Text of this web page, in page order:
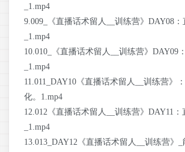
_1.mp4
9.009_《直播话术留人__训练营》DAY08
_1.mp4
10.010_《直播话术留人__训练营》DAY09
_1.mp4
11.011_DAY10《直播话术留人__训练营》
化。1.mp4
12.012《直播话术留人__训练营》DAY11：
_1.mp4
13.013_DAY12《直播话术留人__训练营》